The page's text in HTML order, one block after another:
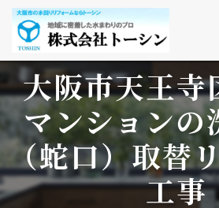
大阪市天王
マンションの
（蛇口）取替
工事